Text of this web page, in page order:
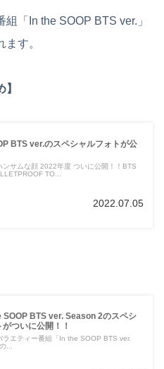
「In the SOOP BTS ver.」
す。
BTS ver.のスペシャルフォトが公
ンサムな顔 2022年度 ついに公開！！BTS
TO...
2022.07.05
SOOP BTS ver. Season 2のスペシ
がついに公開！！
ラエティー番組「In the SOOP BTS ver.
...